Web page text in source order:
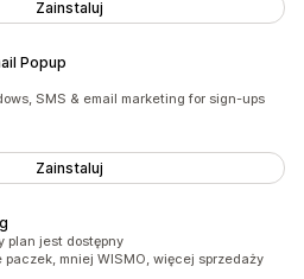
Zainstaluj
Popup
SMS & email marketing for sign-ups
Zainstaluj
plan jest dostępny
paczek, mniej WISMO, więcej sprzedaży